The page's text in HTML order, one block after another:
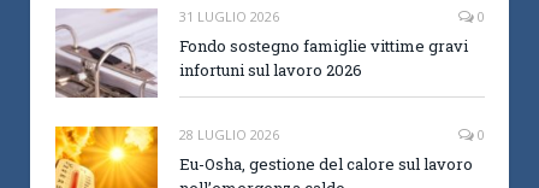
31 LUGLIO 2026 0
Fondo sostegno famiglie vittime gravi
infortuni sul lavoro 2026
28 LUGLIO 2026 0
Eu-Osha, gestione del calore sul lavoro